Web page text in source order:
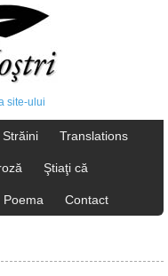
site-ului
Străini Translations
Ştiaţi că
Poema Contact